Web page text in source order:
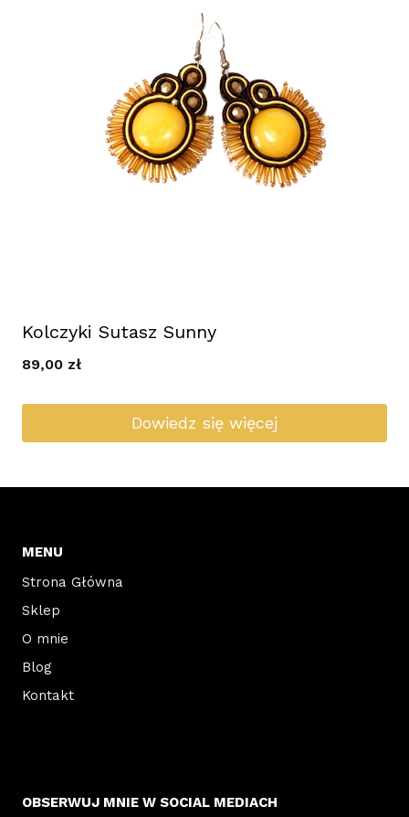
Kolczyki Sutasz Sunny
89,00 zł
Dowiedz się więcej
MENU
Strona Główna
Sklep
O mnie
Blog
Kontakt
OBSERWUJ MNIE W SOCIAL MEDIACH